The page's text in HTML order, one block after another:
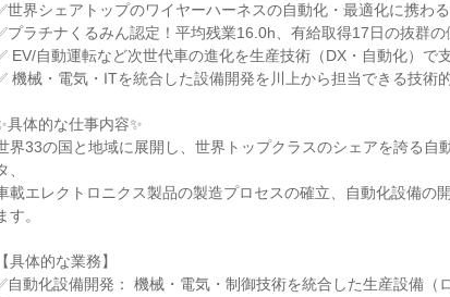
世界シェアトップのワイヤーハーネスの自動化・最適化に携わる
プラチナくるみん認定！平均残業16.0h、有給取得17日の抜群の
EV/自動運転など次世代車の進化を生産技術（DX・自動化）で支
機械・電気・ITを統合した設備開発を川上から担当できる技術的
具体的な仕事内容✨
界33の国と地域に展開し、世界トップクラスのシェアを誇る自
、
載エレクトロニクス製品の製造プロセスの確立、自動化設備の
す。
【具体的な業務】
自動化設備開発： 機械・電気・制御技術を統合した生産設備（